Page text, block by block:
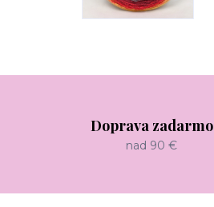
Doprava zadarmo
nad 90 €